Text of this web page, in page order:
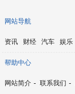
网站导航
资讯 财经 汽车 娱乐
帮助中心
网站简介 - 联系我们 -